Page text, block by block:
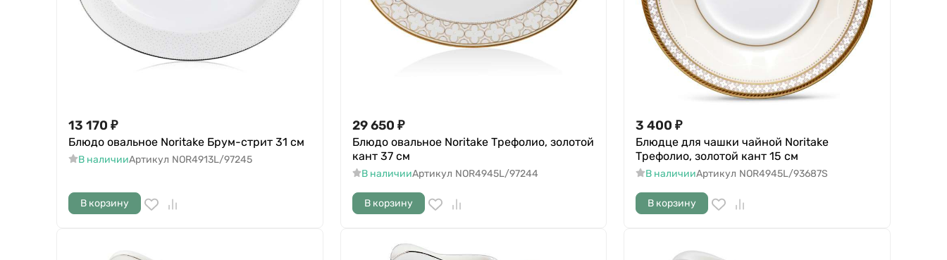
13 170 ₽
Блюдо овальное Noritake Брум-стрит 31 см
В наличииАртикул NOR4913L/97245
В корзину
29 650 ₽
Блюдо овальное Noritake Трефолио, золотой
кант 37 см
В наличииАртикул NOR4945L/97244
В корзину
3 400 ₽
Блюдце для чашки чайной Noritake
Трефолио, золотой кант 15 см
В наличииАртикул NOR4945L/93687S
В корзину